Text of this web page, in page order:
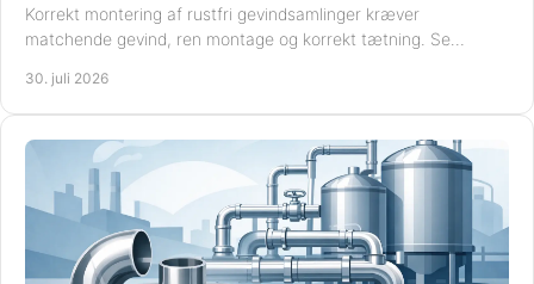
Korrekt montering af rustfri gevindsamlinger kræver
matchende gevind, ren montage og korrekt tætning. Se
30. juli 2026